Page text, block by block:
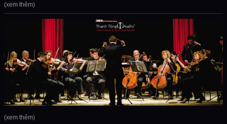
(xem thêm)
(xem thêm)